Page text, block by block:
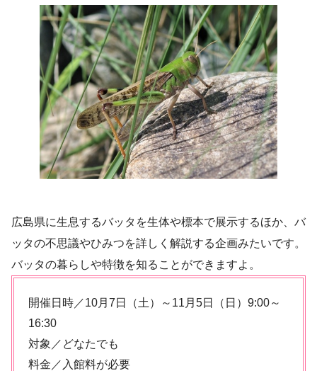
広島県に生息するバッタを生体や標本で展示するほか、バ
ッタの不思議やひみつを詳しく解説する企画みたいです。
バッタの暮らしや特徴を知ることができますよ。
開催日時／10月7日（土）～11月5日（日）9:00～
16:30
対象／どなたでも
料金／入館料が必要